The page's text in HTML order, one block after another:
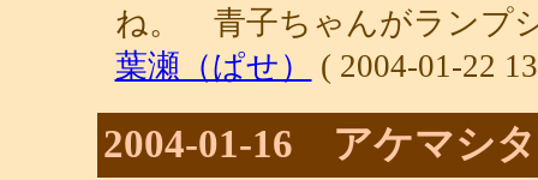
ね。 青子ちゃんがランプ
葉瀬（ぱせ）
( 2004-01-22
2004-01-16 アケマシ